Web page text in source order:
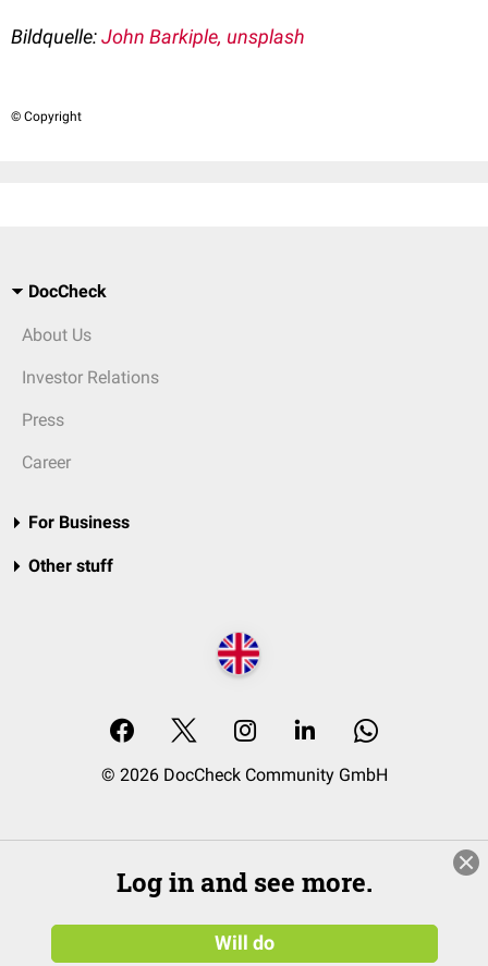
Bildquelle:John Barkiple, unsplash
© Copyright
DocCheck
About Us
Investor Relations
Press
Career
For Business
Other stuff
© 2026 DocCheck Community GmbH
Log in and see more.
Will do